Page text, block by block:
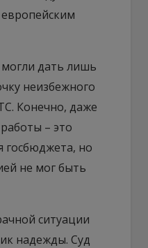
дать лишь
неизбежного
Конечно, даже
– это
госбюджета, но
не мог быть
ситуации
надежды. Суд